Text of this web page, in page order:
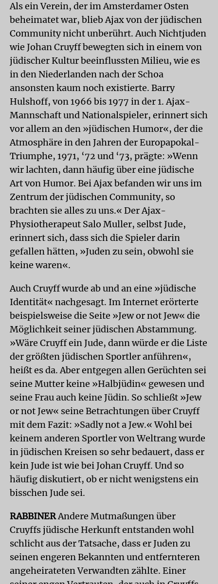
Als ein Verein, der im Amsterdamer Osten
beheimatet war, blieb Ajax von der jüdischen
Community nicht unberührt. Auch Nichtjuden
wie Johan Cruyff bewegten sich in einem von
jüdischer Kultur beeinflussten Milieu, wie es
in den Niederlanden nach der Schoa
ansonsten kaum noch existierte. Barry
Hulshoff, von 1966 bis 1977 in der 1. Ajax-
Mannschaft und Nationalspieler, erinnert sich
vor allem an den »jüdischen Humor«, der die
Atmosphäre in den Jahren der Europapokal-
Triumphe, 1971, ‘72 und ‘73, prägte: »Wenn
wir lachten, dann häufig über eine jüdische
Art von Humor. Bei Ajax befanden wir uns im
Zentrum der jüdischen Community, so
brachten sie alles zu uns.« Der Ajax-
Physiotherapeut Salo Muller, selbst Jude,
erinnert sich, dass sich die Spieler darin
gefallen hätten, »Juden zu sein, obwohl sie
keine waren«.
Auch Cruyff wurde ab und an eine »jüdische
Identität« nachgesagt. Im Internet erörterte
beispielsweise die Seite »Jew or not Jew« die
Möglichkeit seiner jüdischen Abstammung.
»Wäre Cruyff ein Jude, dann würde er die Liste
der größten jüdischen Sportler anführen«,
heißt es da. Aber entgegen allen Gerüchten sei
seine Mutter keine »Halbjüdin« gewesen und
seine Frau auch keine Jüdin. So schließt »Jew
or not Jew« seine Betrachtungen über Cruyff
mit dem Fazit: »Sadly not a Jew.« Wohl bei
keinem anderen Sportler von Weltrang wurde
in jüdischen Kreisen so sehr bedauert, dass er
kein Jude ist wie bei Johan Cruyff. Und so
häufig diskutiert, ob er nicht wenigstens ein
bisschen Jude sei.
RABBINERAndere Mutmaßungen über
Cruyffs jüdische Herkunft entstanden wohl
schlicht aus der Tatsache, dass er Juden zu
seinen engeren Bekannten und entfernteren
angeheirateten Verwandten zählte. Einer